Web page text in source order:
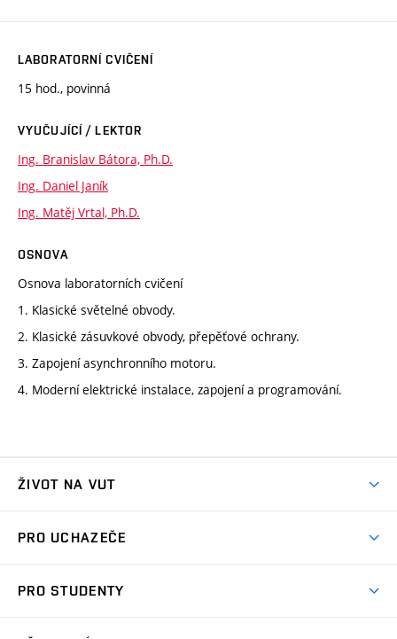
LABORATORNÍ CVIČENÍ
15 hod., povinná
VYUČUJÍCÍ / LEKTOR
Ing. Branislav Bátora, Ph.D.
Ing. Daniel Janík
Ing. Matěj Vrtal, Ph.D.
OSNOVA
Osnova laboratorních cvičení
1. Klasické světelné obvody.
2. Klasické zásuvkové obvody, přepěťové ochrany.
3. Zapojení asynchronního motoru.
4. Moderní elektrické instalace, zapojení a programování.
ŽIVOT NA VUT
Koleje
PRO UCHAZEČE
PRO STUDENTY